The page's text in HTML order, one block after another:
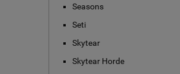
Seasons
Seti
Skytear
Skytear Horde